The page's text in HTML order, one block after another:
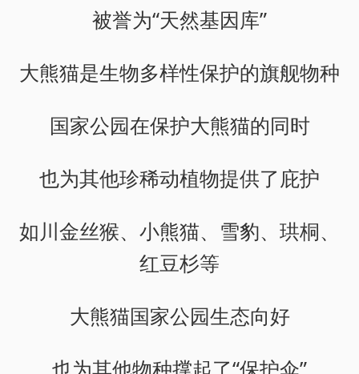
被誉为“天然基因库”
大熊猫是生物多样性保护的旗舰物种
国家公园在保护大熊猫的同时
也为其他珍稀动植物提供了庇护
如川金丝猴、小熊猫、雪豹、珙桐、
红豆杉等
大熊猫国家公园生态向好
也为其他物种撑起了“保护伞”